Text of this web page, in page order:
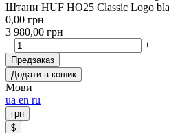
Штани HUF HO25 Classic Logo
0,00 грн
3 980,00 грн
−
+
Предзаказ
Додати в кошик
Мови
ua en ru
грн
$